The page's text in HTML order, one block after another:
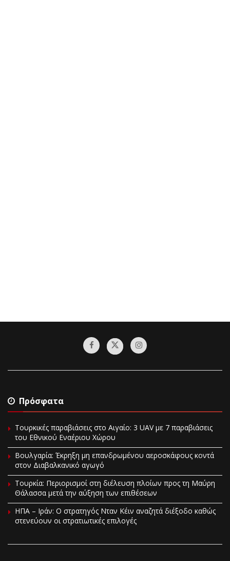
Πρόσφατα
Τουρκικές παραβιάσεις στο Αιγαίο: 3 UAV με 7 παραβιάσεις
του Εθνικού Εναέριου Χώρου
Βουλγαρία: Έκρηξη μη επανδρωμένου αεροσκάφους κοντά
στον Διαβαλκανικό αγωγό
Τουρκία: Περιορισμοί στη διέλευση πλοίων προς τη Μαύρη
Θάλασσα μετά την αύξηση των επιθέσεων
ΗΠΑ – Ιράν: Ο στρατηγός Νταν Κέιν αναζητά διέξοδο καθώς
στενεύουν οι στρατιωτικές επιλογές